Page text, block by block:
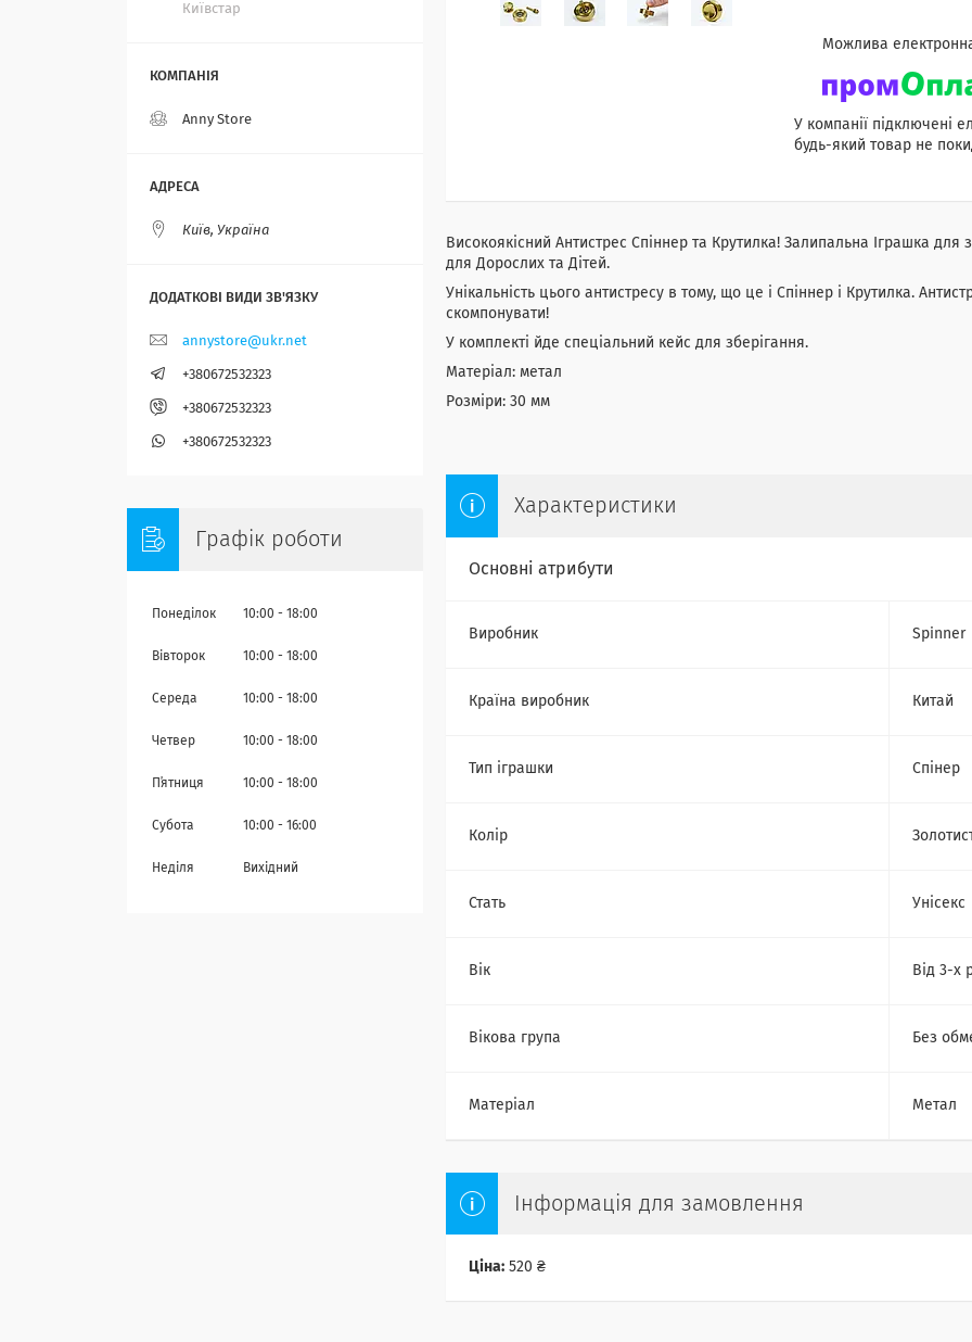
У компанії підключені
будь-який товар не
Високоякісний Антистрес Спіннер та Крутилка! Залипальна Іграшка для
для Дорослих та Дітей.
Унікальність цього антистресу в тому, що це і Спіннер і Крутилка.
скомпонувати!
У комплекті йде спеціальний кейс для зберігання.
Матеріал: метал
Розміри: 30 мм
Характеристики
Основні атрибути
Виробник Spinner
Країна виробник Китай
Тип іграшки Спінер
Колір
Стать Унісекс
Вік Від 3-х
Вікова група Без
Матеріал Метал
Інформація для замовлення
Ціна: 520 ₴
Київстар
Anny Store
Київ, Україна
annystore@ukr.net
+380672532323
+380672532323
+380672532323
Графік роботи
Понеділок 10:00 18:00
Вівторок 10:00 18:00
Середа 10:00 18:00
Четвер 10:00 18:00
Пʼятниця 10:00 18:00
Субота 10:00 16:00
Неділя Вихідний